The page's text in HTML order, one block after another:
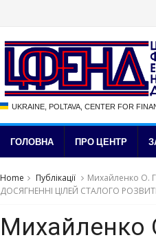
UKRAINE, POLTAVA, CENTER FOR
ГОЛОВНА ПРО ЦЕНТР
Home Публікації
Михайленко О.
ДОСЯГНЕННІ ЦІЛЕЙ СТАЛОГО